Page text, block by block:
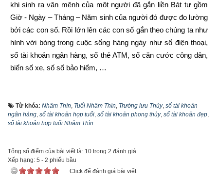
khi sinh ra vận mệnh của một người đã gắn liền Bát tự gồm
Giờ - Ngày – Tháng – Năm sinh của người đó được đo lường
bởi các con số. Rồi lớn lên các con số gắn theo chúng ta như
hình với bóng trong cuộc sống hàng ngày như số điện thoại,
số tài khoản ngân hàng, số thẻ ATM, số căn cước công dân,
biển số xe, số sổ bảo hiểm, …
được ngân hàng cấp số tài khoản ngẫu nhiên từ 7 đến 17 số
tùy thuộc vào từng ngân hàng, vì là ngẫu nhiên nên không
theo qui luật nào cả và rất khó nhớ. Tuy nhiên cùng với sự
đã cho phép khách hàng tự chọn số tài khoản theo ý thích
như sau:
Từ khóa: Nhâm Thìn, Tuổi Nhâm Thìn, Trường lưu Thủy, số tài khoản
ngân hàng, số tài khoản hợp tuổi, số tài khoản phong thủy, số tài khoản đẹp,
số tài khoản hợp tuổi Nhâm Thìn
Tổng số điểm của bài viết là: 10 trong 2 đánh giá
Xếp hạng: 5 - 2 phiếu bầu
Click để đánh giá bài viết